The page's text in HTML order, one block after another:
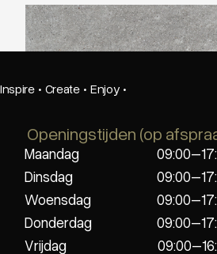
Beste Koop 750X750
Inspire · Create · Enjoy ·
Openingstijden (op
Maandag
Dinsdag
Woensdag
Donderdag
Vrijdag